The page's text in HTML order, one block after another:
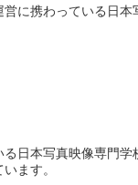
に携わっている日
日本写真映像専門
ます。